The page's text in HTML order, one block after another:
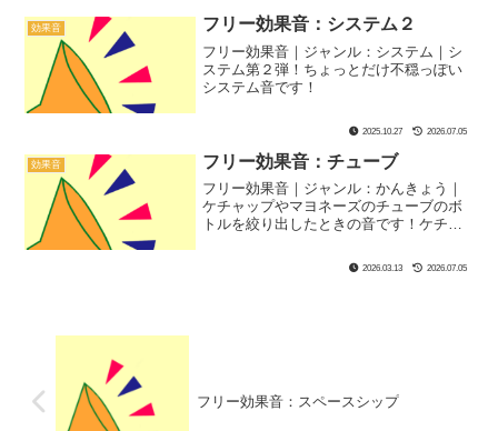
効果音 フリー効果音：システム２
フリー効果音｜ジャンル：システム｜シ
ステム第２弾！ちょっとだけ不穏っぽい
システム音です！
2025.10.27 2026.07.05
効果音 フリー効果音：チューブ
フリー効果音｜ジャンル：かんきょう｜
ケチャップやマヨネーズのチューブのボ
トルを絞り出したときの音です！ケチャ
て、そのあとはみかんが美味しくいただ
2026.03.13 2026.07.05
フリー効果音：スペースシップ